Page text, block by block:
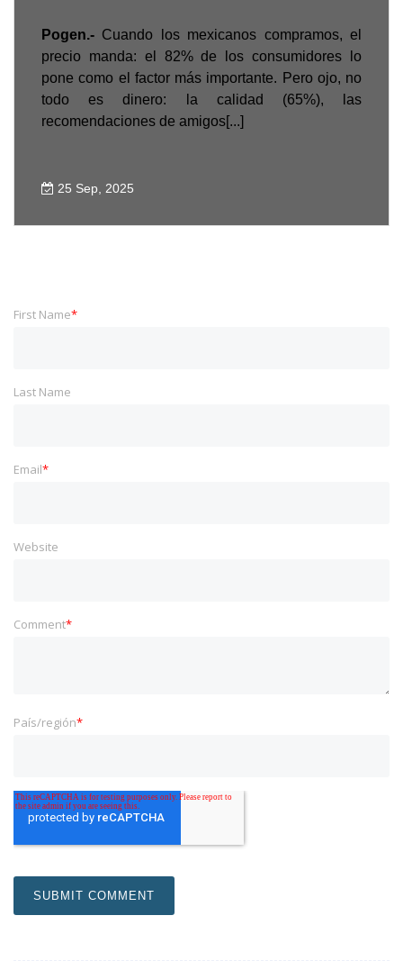
Pogen.- Cuando los mexicanos compramos, el
precio manda: el 82% de los consumidores lo
pone como el factor más importante. Pero ojo, no
todo es dinero: la calidad (65%), las
recomendaciones de amigos[...]
25 Sep, 2025
First Name*
Last Name
Email*
Website
Comment*
País/región*